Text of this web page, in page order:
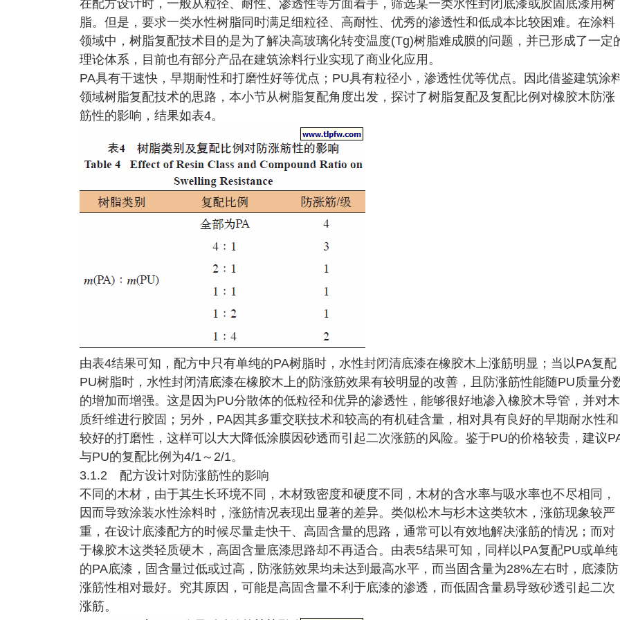
在配方设计时，一般从粒径、耐性、渗透性等方面着手，筛选某一类水性封闭底漆或胶固底漆用树
脂。但是，要求一类水性树脂同时满足细粒径、高耐性、优秀的渗透性和低成本比较困难。在涂料
领域中，树脂复配技术目的是为了解决高玻璃化转变温度(Tg)树脂难成膜的问题，并已形成了一定
理论体系，目前也有部分产品在建筑涂料行业实现了商业化应用。
PA具有干速快，早期耐性和打磨性好等优点；PU具有粒径小，渗透性优等优点。因此借鉴建筑涂
领域树脂复配技术的思路，本小节从树脂复配角度出发，探讨了树脂复配及复配比例对橡胶木防涨
筋性的影响，结果如表4。
由表4结果可知，配方中只有单纯的PA树脂时，水性封闭清底漆在橡胶木上涨筋明显；当以PA复配
PU树脂时，水性封闭清底漆在橡胶木上的防涨筋效果有较明显的改善，且防涨筋性能随PU质量分
的增加而增强。这是因为PU分散体的低粒径和优异的渗透性，能够很好地渗入橡胶木导管，并对木
质纤维进行胶固；另外，PA因其多重交联技术和较高的有机硅含量，相对具有良好的早期耐水性和
较好的打磨性，这样可以大大降低涂膜因砂透而引起二次涨筋的风险。鉴于PU的价格较贵，建议
与PU的复配比例为4/1～2/1。
3.1.2 配方设计对防涨筋性的影响
不同的木材，由于其生长环境不同，木材致密度和硬度不同，木材的含水率与吸水率也不尽相同，
因而导致涂装水性涂料时，涨筋情况表现出显著的差异。类似松木与杉木这类软木，涨筋现象较严
重，在设计底漆配方的时候尽量走快干、高固含量的思路，通常可以有效地解决涨筋的情况；而对
于橡胶木这类轻质硬木，高固含量底漆思路却不再适合。由表5结果可知，同样以PA复配PU或单纯
的PA底漆，固含量过低或过高，防涨筋效果均未达到最高水平，而当固含量为28%左右时，底漆防
涨筋性相对最好。究其原因，可能是高固含量不利于底漆的渗透，而低固含量易导致砂透引起二次
涨筋。